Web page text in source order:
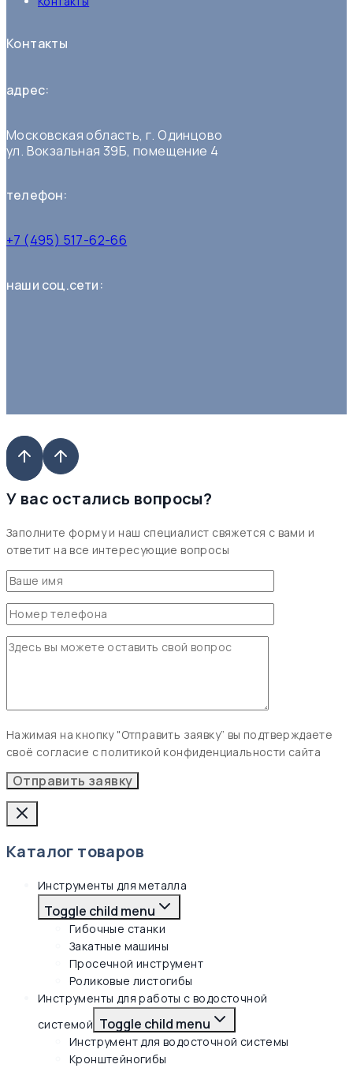
Контакты
адрес:
Московская область, г. Одинцово
ул. Вокзальная 39Б, помещение 4
телефон:
+7 (495) 517-62-66
наши соц.сети:
У вас остались вопросы?
Заполните форму и наш специалист свяжется с вами и
ответит на все интересующие вопросы
Нажимая на кнопку "Отправить заявку” вы подтверждаете
своё согласие с политикой конфиденциальности сайта
Каталог товаров
Инструменты для металла
Toggle child menu
Гибочные станки
Закатные машины
Просечной инструмент
Роликовые листогибы
Инструменты для работы с водосточной
системой Toggle child menu
Инструмент для водосточной системы
Кронштейногибы